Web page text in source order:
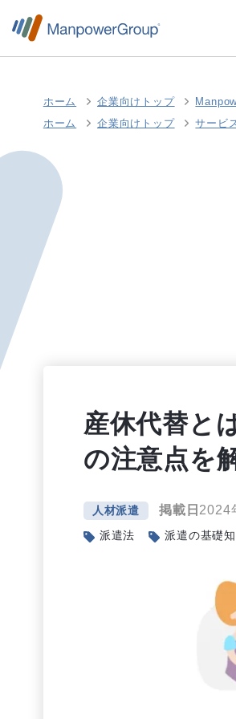
ホーム 企業向けトップ
ホーム
企業向けトップ サービ
産休代替と
の注意点を
人材派遣 掲載日 2024
派遣法 派遣の基礎